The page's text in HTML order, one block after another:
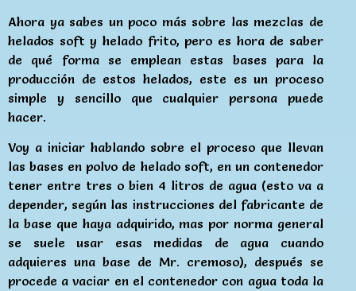
Ahora ya sabes un poco más sobre las mezclas de
helados soft y helado frito, pero es hora de saber
de qué forma se emplean estas bases para la
producción de estos helados, este es un proceso
simple y sencillo que cualquier persona puede
hacer.
Voy a iniciar hablando sobre el proceso que llevan
las bases en polvo de helado soft, en un contenedor
tener entre tres o bien 4 litros de agua (esto va a
depender, según las instrucciones del fabricante de
la base que haya adquirido, mas por norma general
se suele usar esas medidas de agua cuando
adquieres una base de Mr. cremoso), después se
procede a vaciar en el contenedor con agua toda la